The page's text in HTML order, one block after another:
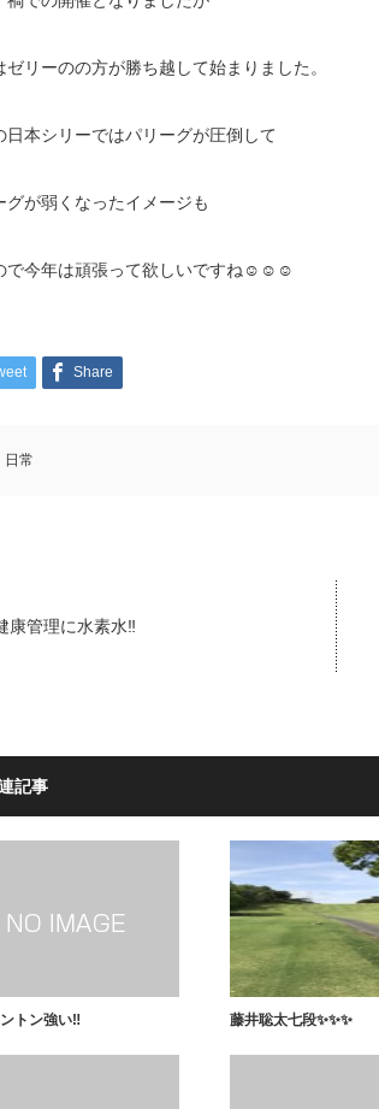
ゼリーのの方が勝ち越して始まりました。
日本シリーではパリーグが圧倒して
グが弱くなったイメージも
で今年は頑張って欲しいですね☺️☺️☺️
Share
日常
康管理に水素水‼️
記事
トン強い‼️ 藤井聡太七段✨✨✨